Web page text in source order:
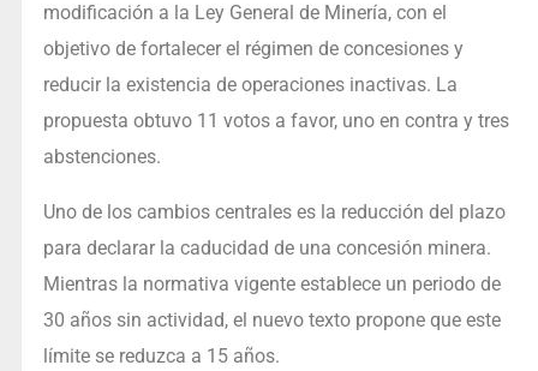
modificación a la Ley General de Minería, con el
objetivo de fortalecer el régimen de concesiones y
reducir la existencia de operaciones inactivas. La
propuesta obtuvo 11 votos a favor, uno en contra y tres
abstenciones.
Uno de los cambios centrales es la reducción del plazo
para declarar la caducidad de una concesión minera.
Mientras la normativa vigente establece un periodo de
30 años sin actividad, el nuevo texto propone que este
límite se reduzca a 15 años.